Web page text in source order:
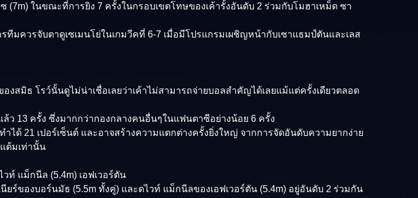
(7m) ในขณะที่การยิง 7 ครั้งในกรอบเขตโทษของเค้ารั้งอันดับ 2 ร่วมกับโมฮาเหม็ด ซา
มควรจับตาดูเซเมนโย่ในเกมวีคที่ 6-7 เมื่อมีโปรแกรมเผชิญหน้ากับเซาแธมป์ตันและเลส
มิธ โรว์นั้นดูไม่น่าเชื่อเลยว่าเค้าไม่สามารถจ่ายบอลสำคัญได้เลยแม้แต่ครั้งเดียวตลอด
ว 13 ครั้ง ซึ่งมากกว่ากองกลางคนอื่นๆในแฟนตาซีอย่างน้อย 6 ครั้ง
ำได้ 21 เปอร์เซ็นต์ และอาจสร้างความแตกต่างครั้งยิ่งใหญ่ จากการจัดอันดับความยากง่าย
ต้มเท่านั้น
ท์ แม็กนีล (5.4m) เอฟเวอร์ตัน
ร์ของบอร์นมัธ (5.5m ทั้งคู่) และดไวท์ แม็กนีลของเอฟเวอร์ตัน (5.4m) อยู่อันดับ 2 ร่วมกัน